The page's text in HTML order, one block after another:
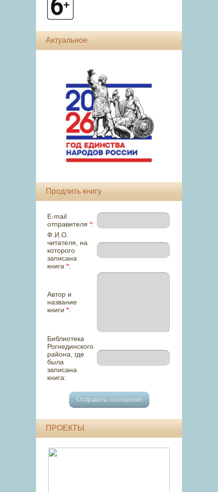
Актуальное
Продлить книгу
E-mail
отправителя *:
Ф.И.О.
читателя, на
которого
записана
книга *:
Автор и
название
книги *:
Библиотека
Рогнединского
района, где
была
записана
книга:
ПРОЕКТЫ